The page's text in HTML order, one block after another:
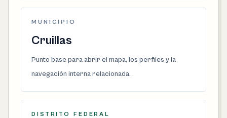
MUNICIPIO
Cruillas
Punto base para abrir el mapa, los perfiles y la
navegación interna relacionada.
DISTRITO FEDERAL